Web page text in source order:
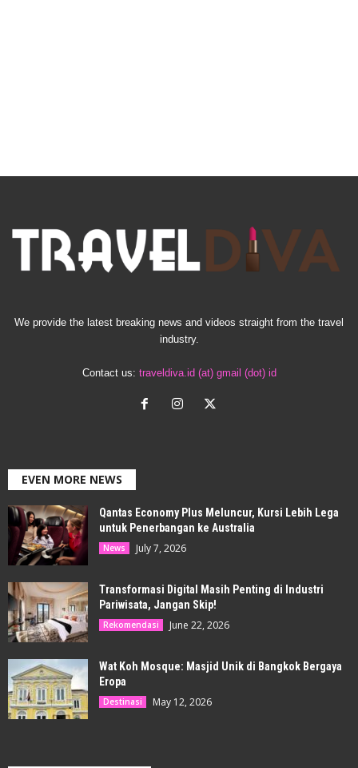
We provide the latest breaking news and videos straight from the travel
industry.
Contact us: traveldiva.id (at) gmail (dot) id
EVEN MORE NEWS
Qantas Economy Plus Meluncur, Kursi Lebih Lega
untuk Penerbangan ke Australia
News July 7, 2026
Transformasi Digital Masih Penting di Industri
Pariwisata, Jangan Skip!
Rekomendasi June 22, 2026
Wat Koh Mosque: Masjid Unik di Bangkok Bergaya
Eropa
Destinasi May 12, 2026